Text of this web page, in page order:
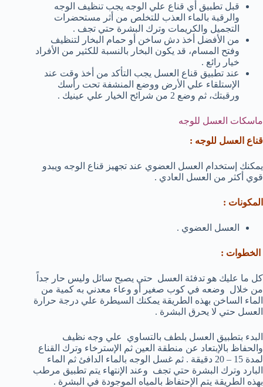
قبل تطبيق أي قناع علي الوجه يجب تنظيف الوجه
والرقبة بالماء العذب للتخلص من أثر مستحضرات
التجميل والكريمات وترك البشرة حتي تجف .
من الأفضل أخذ دش ساخن أو حمام البخار لتنظيف
وفتح المسام، قد يكون البخار بالنسبة للكثير من الأفراد
خيار رائع .
عند تطبيق قناع العسل يجب التأكد من أخذ وقت عند
الإستلقاء علي الأرض ووضع المنشفة تحت رأسك
ورقبتك، ثم وضع 2 من شرائح الخيار علي عينيك .
ماسكات العسل للوجه
قناع العسل للوجه :
يمكنك إستخدام العسل العضوي عند تجهيز قناع الوجه ويبدو
قوي أكثر من العسل العادي .
المكونات :
العسل العضوي .
الخطوات :
كل ما عليك هو تدفئة العسل حتي يصبح سائل وليس حار جداً
من خلال وضعه في كوب صغير أو وعاء معدني به كمية من
الماء الساخن بهذه الطريقة يمكنك السيطرة علي درجة حرارة
العسل حتي لا يحرق البشرة .
البدء بتطبيق العسل بلطف بالتساوي علي وجه نظيف
والحفاظ بالإبتعاد عن منطقة العين ثم الإسترخاء وترك القناع
لمدة 15 – 20 دقيقة . ثم غسل الوجه بالماء الدافئ ثم الماء
البارد وترك البشرة حتي تجف وعند الإنتهاء يتم تطبيق مرطب
بهذه الطريقة يتم الإحتفاظ بالمياه الموجودة في البشرة .